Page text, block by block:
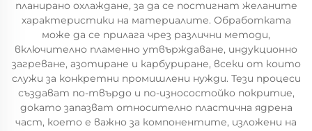
планирано охлаждане, за да се постигнат желаните
характеристики на материалите. Обработката
може да се прилага чрез различни методи,
включително пламенно утвърждаване, индукционно
загреване, азотиране и карбуриране, всеки от които
служи за конкретни промишлени нужди. Тези процеси
създават по-твърдо и по-износостойко покритие,
докато запазват относително пластична ядрена
част, което е важно за компонентите, изложени на